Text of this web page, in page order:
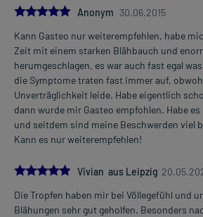
5.0Anonym 30.06.2015
Kann Gasteo nur weiterempfehlen, habe
Zeit mit einem starken Blähbauch und
herumgeschlagen, es war auch fast egal
die Symptome traten fast immer auf,
Unverträglichkeit leide. Habe eigentlich
dann wurde mir Gasteo empfohlen. Habe
und seitdem sind meine Beschwerden viel
Kann es nur weiterempfehlen!
5.0
Vivian aus Leipzig
Die Tropfen haben mir bei Völlegefühl und
Blähungen sehr gut geholfen. Besonders